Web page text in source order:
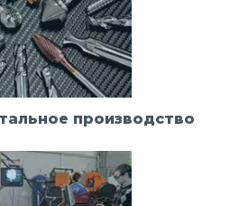
производство